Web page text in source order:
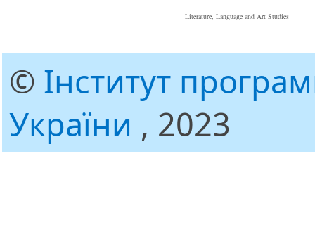
Literature, Language and Art Studies
© Інститут
України , 2023